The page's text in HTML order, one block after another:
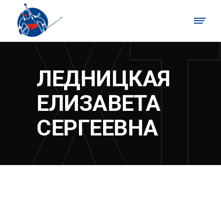
ЛЕДНИЦКАЯ
ЕЛИЗАВЕТА
СЕРГЕЕВНА